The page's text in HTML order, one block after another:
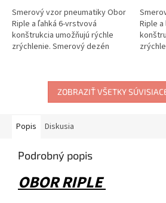
Smerový vzor pneumatiky Obor
Riple a ľahká 6-vrstvová
konštrukcia umožňujú rýchle
zrýchlenie. Smerový dezén
Riple
ZOBRAZIŤ VŠETKY
Popis Diskusia
Podrobný popis
OBOR RIPLE